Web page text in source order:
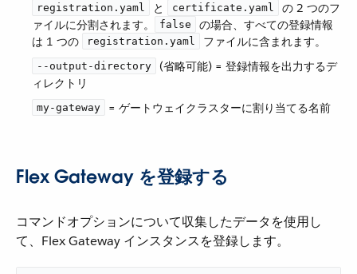
registration.yaml ​ と ​ certificate.yaml
​ の 2 つのフ
ァイルに分割されます。​
false
​ の場合、すべての登録情報
は 1 つの ​
registration.yaml ​ ファイルに含まれます。
--output-directory
​ (省略可能) = 登録情報を出力するデ
ィレクトリ
my-gateway ​ = ゲートウェイクラスターに割り当てる名前
Flex Gateway を登録する
コマンドオプションについて収集したデータを使用し
て、Flex Gateway インスタンスを登録します。